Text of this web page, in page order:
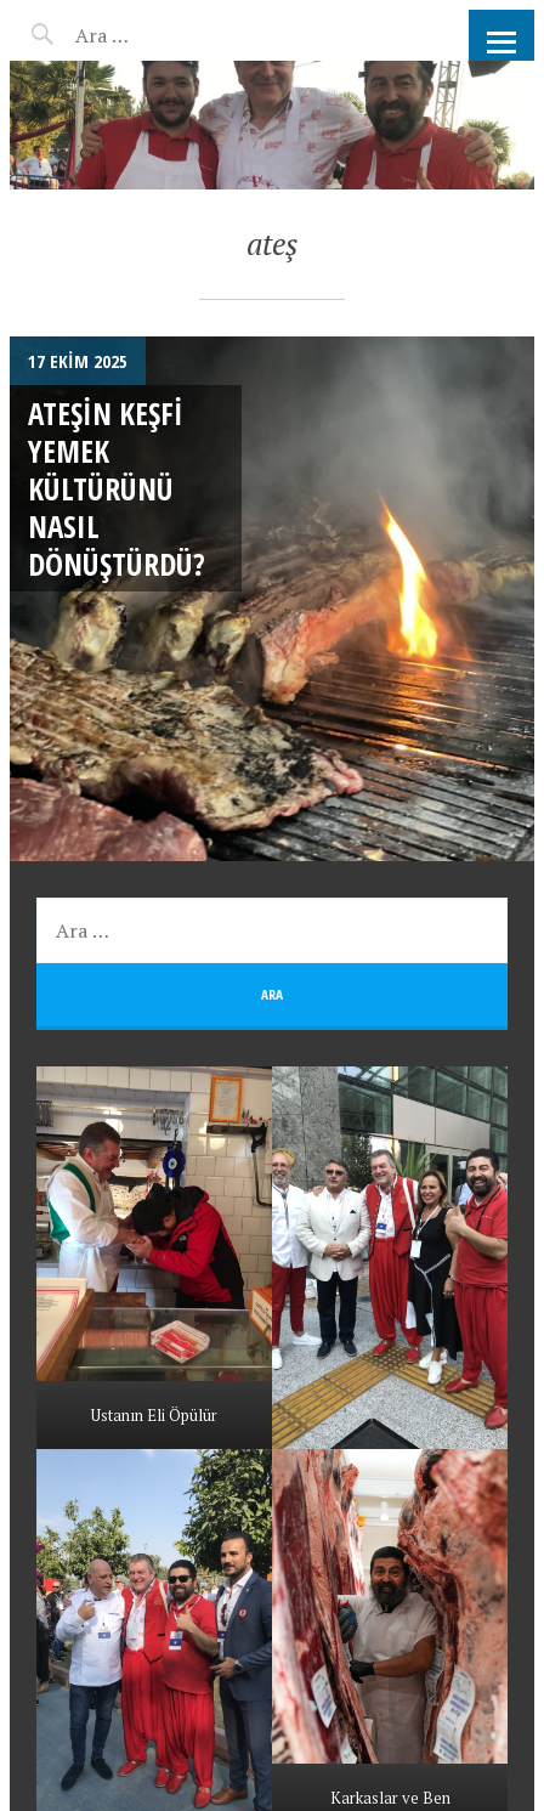
AHMET KATER KÖMÜR
ATEŞINDE BARBEKÜ, IZGARA,
MANGAL PARTISI
HIZMETLERI
ateş
17 EKIM 2025
ATEŞIN KEŞFI
YEMEK
KÜLTÜRÜNÜ
NASIL
DÖNÜŞTÜRDÜ?
Ustanın Eli Öpülür
Karkaslar ve Ben